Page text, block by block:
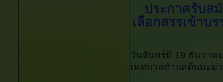
ประกาศรับส
เลือกสรรเข้าบ
วันจันทร์ที่ 19 ธันวาค
เทศบาลตำบลต้นมะม่